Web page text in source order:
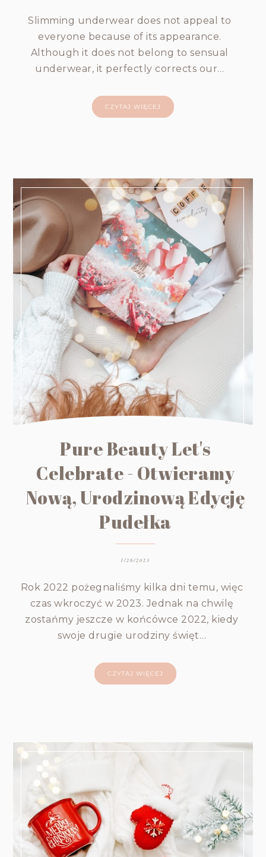
Slimming underwear does not appeal to
everyone because of its appearance.
Although it does not belong to sensual
underwear, it perfectly corrects our…
CZYTAJ WIĘCEJ
Pure Beauty Let's
Celebrate - Otwieramy
Nową, Urodzinową Edycję
Pudełka
1/26/2023
Rok 2022 pożegnaliśmy kilka dni temu, więc
czas wkroczyć w 2023. Jednak na chwilę
zostańmy jeszcze w końcówce 2022, kiedy
swoje drugie urodziny święt…
CZYTAJ WIĘCEJ